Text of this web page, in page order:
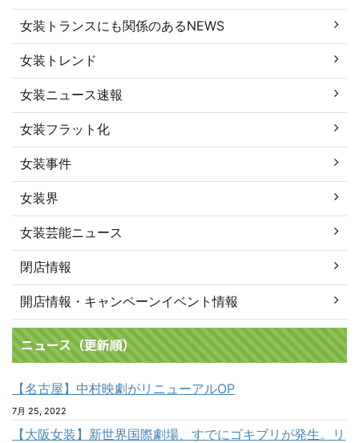
女装トランスにも関係のあるNEWS
女装トレンド
女装ニュース速報
女装フラット化
女装事件
女装界
女装芸能ニュース
閉店情報
開店情報・キャンペーンイベント情報
ニュース（更新順）
【名古屋】中村映劇がリニューアルOP
7月 25, 2022
【大阪女装】新世界国際劇場、すでにゴキブリが発生。リ